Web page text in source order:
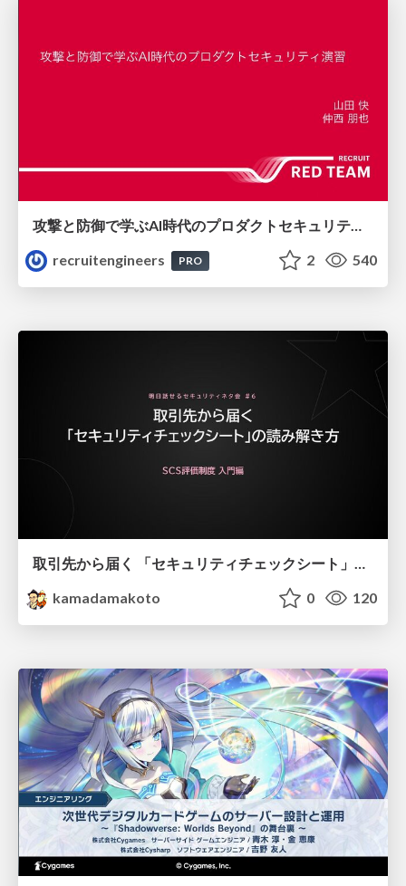
攻撃と防御で学ぶAI時代のプロダクトセキュリティ演習
recruitengineers
PRO 2 540
kamadamakoto
0 120